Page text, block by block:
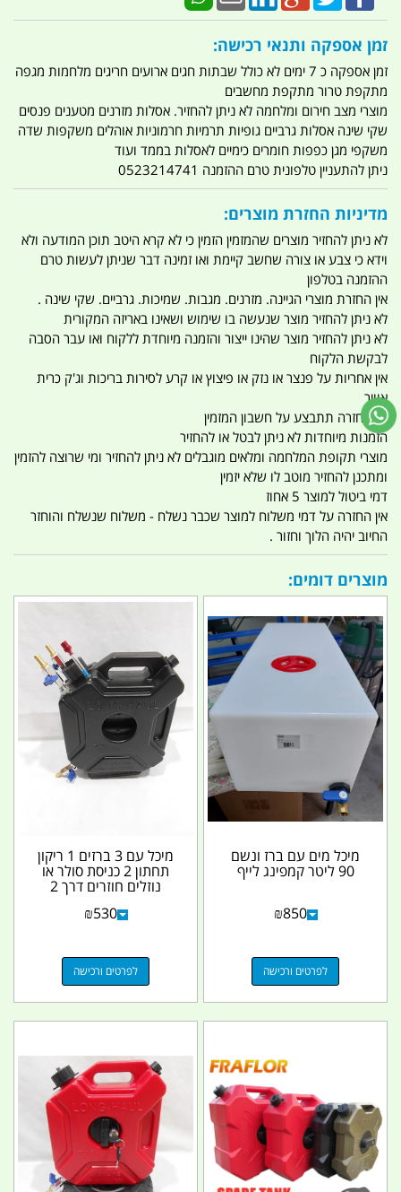
זמן אספקה ותנאי רכישה:
זמן אספקה כ 7 ימים לא כולל שבתות חגים ארועים חריגים מלחמות מגפה
מתקפת טרור מתקפת מחשבים
מוצרי מצב חירום ומלחמה לא ניתן להחזיר. אסלות מזרנים מטענים פנסים
שקי שינה אסלות גרביים גופיות תרמיות חרמוניות אוהלים משקפות שדה
משקפי מגן כפפות חומרים כימיים לאסלות בממד ועוד
ניתן להתעניין טלפונית טרם ההזמנה 0523214741
מדיניות החזרת מוצרים:
לא ניתן להחזיר מוצרים שהמזמין הזמין כי לא קרא היטב תוכן המודעה ולא
וידא כי צבע או צורה שחשב קיימת ואו זמינה דבר שניתן לעשות טרם
ההזמנה בטלפון
אין החזרת מוצרי הגיינה. מזרנים. מגבות. שמיכות. גרביים. שקי שינה .
לא ניתן להחזיר מוצר שנעשה בו שימוש ושאינו באריזה המקורית
לא ניתן להחזיר מוצר שהינו ייצור והזמנה מיוחדת ללקוח ואו עבר הסבה
לבקשת הלקוח
אין אחריות על פנצר או נזק או פיצוץ או קרע לסירות בריכות וג'ק כרית
אוויר
כל החזרה תתבצע על חשבון המזמין
הזמנות מיוחדות לא ניתן לבטל או להחזיר
מוצרי תקופת המלחמה ומלאים מוגבלים לא ניתן להחזיר ומי שרוצה להזמין
ומתכנן להחזיר מוטב לו שלא יזמין
דמי ביטול למוצר 5 אחוז
אין החזרה על דמי משלוח למוצר שכבר נשלח - משלוח שנשלח והוחזר
החיוב יהיה הלוך וחזור .
מוצרים דומים:
מיכל מים עם ברז ונשם
90 ליטר קמפינג לייף
₪850
לפרטים ורכישה
מיכל עם 3 ברזים 1 ריקון
תחתון 2 כניסת סולר או
נוזלים חוזרים דרך 2
ברזים נוספים...
₪530
לפרטים ורכישה